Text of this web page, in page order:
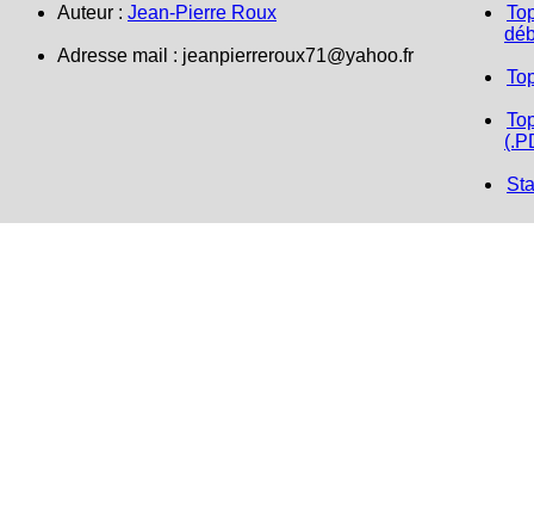
Auteur : Jean-Pierre Roux
Adresse mail : jeanpierreroux71@yahoo.fr